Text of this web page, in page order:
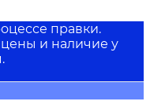
правки.
и наличие у